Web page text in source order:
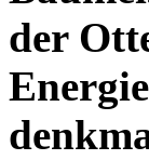
der